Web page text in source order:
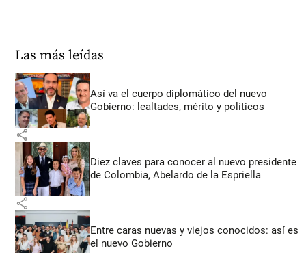
Las más leídas
Así va el cuerpo diplomático del nuevo
Gobierno: lealtades, mérito y políticos
share
Diez claves para conocer al nuevo presidente
de Colombia, Abelardo de la Espriella
share
Entre caras nuevas y viejos conocidos: así es
el nuevo Gobierno